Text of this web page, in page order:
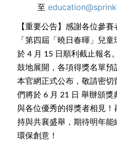
至
【重要公告】感謝各位參
「第四屆「曉日春暉」兒
於 4 月 15 日順利截止報名
鼓地展開，各項得獎名單預
本官網正式公布，敬請密
們將於 6 月 21 日 舉辦頒
與各位優秀的得獎者相見
持與共襄盛舉，期待明年
環保創意！